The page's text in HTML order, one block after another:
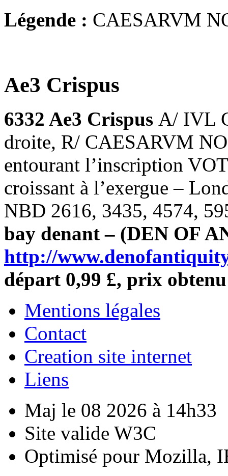
Légende : CAESARVM
Ae3 Crispus
6332 Ae3 Crispus A/ IVL
droite, R/ CAESARVM
entourant l’inscription
croissant à l’exergue –
NBD 2616, 3435, 4574,
bay denant – (DEN OF
http://
départ 0,99 £, prix
Mentions légales
Contact
Creation site internet
Liens
Maj le 08 2026 à 14h33
Site valide W3C
Optimisé pour Mozilla,